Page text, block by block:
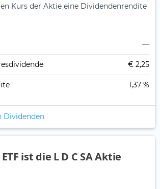
Kurs der Aktie eine Dividendenrendite
—
€ 2,25
1,37 %
Dividenden
ist die L D C SA Aktie